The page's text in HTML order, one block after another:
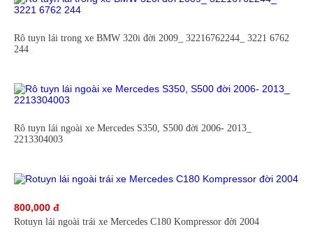
Rô tuyn lái trong xe BMW 320i đời 2009_ 32216762244_ 3221 6762
244
Rô tuyn lái ngoài xe Mercedes S350, S500 đời 2006- 2013_
2213304003
800,000 đ
Rotuyn lái ngoài trái xe Mercedes C180 Kompressor đời 2004